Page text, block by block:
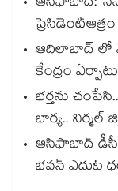
ఆదిలాబాద్ లో
కేంద్రం
భర్తను
భార్య.. నిర్మల్
ఆసిఫాబాద్ డీసీసీ
భవన్ ఎదుట